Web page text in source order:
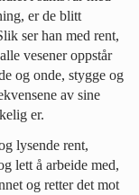
er de blitt
ser han med rent,
vesener oppstår
og onde, stygge og
av sine
er.
lysende rent,
lett å arbeide med,
og retter det mot